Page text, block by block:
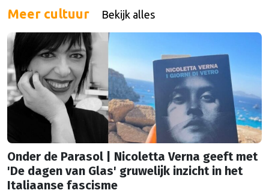
Meer cultuur Bekijk alles
Onder de Parasol | Nicoletta Verna geeft met
'De dagen van Glas' gruwelijk inzicht in het
Italiaanse fascisme